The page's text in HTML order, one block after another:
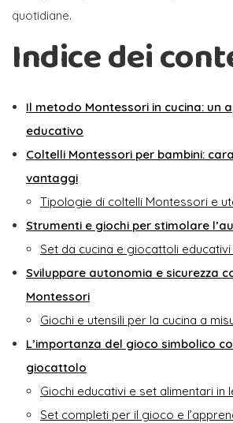
quotidiane.
Indice dei
Il metodo Montessori in cucina: un
educativo
Coltelli Montessori per bambini:
vantaggi
Tipologie di coltelli Montessori e
Strumenti e giochi per stimolare
Set da cucina e giocattoli
Sviluppare autonomia e sicurezza
Montessori
Giochi e utensili per la cucina a
L’importanza del gioco simbolico
giocattolo
Giochi educativi e set alimentari in
Set completi per il gioco e